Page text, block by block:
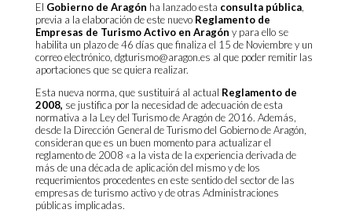
El Gobierno de Aragón ha lanzado esta consulta pública,
previa a la elaboración de este nuevo Reglamento de
Empresas de Turismo Activo en Aragón y para ello se
habilita un plazo de 46 días que finaliza el 15 de Noviembre y un
correo electrónico, dgturismo@aragon.es al que poder remitir las
aportaciones que se quiera realizar.
Esta nueva norma, que sustituirá al actual Reglamento de
2008, se justifica por la necesidad de adecuación de esta
normativa a la Ley del Turismo de Aragón de 2016. Además,
desde la Dirección General de Turismo del Gobierno de Aragón,
consideran que es un buen momento para actualizar el
reglamento de 2008 «a la vista de la experiencia derivada de
más de una década de aplicación del mismo y de los
requerimientos procedentes en este sentido del sector de las
empresas de turismo activo y de otras Administraciones
públicas implicadas.